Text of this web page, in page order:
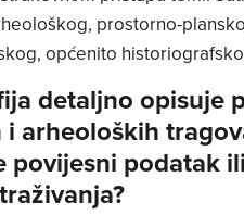
prostorno-
općenito
detaljno opisuje
arheoloških
povijesni podatak